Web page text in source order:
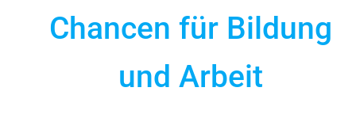
Chancen für Bildung
und Arbeit